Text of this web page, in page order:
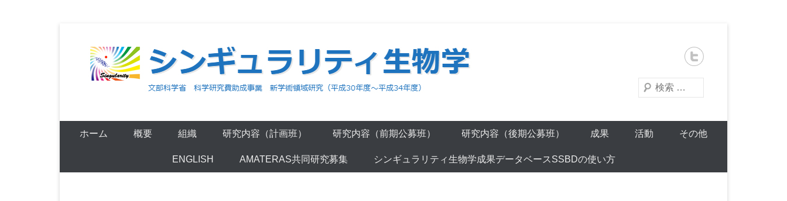
シンギュラリティ生物学
検
索
ホーム 概要 組織 研究内容（計画班） 研究内容（前期公募班） 研究内容（後期公募班） 成果 活動 その他
ENGLISH AMATERAS共同研究募集 シンギュラリティ生物学成果データベースSSBDの使い方